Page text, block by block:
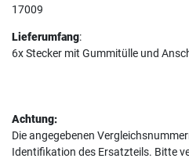
17009
Lieferumfang:
6x Stecker mit Gummitülle und
Achtung:
Die angegebenen
Identifikation des Ersatzteils. Bitte